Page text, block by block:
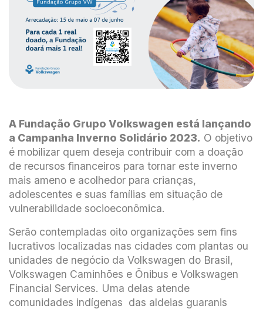
A Fundação Grupo Volkswagen está lançando
a Campanha Inverno Solidário 2023. O objetivo
é mobilizar quem deseja contribuir com a doação
de recursos financeiros para tornar este inverno
mais ameno e acolhedor para crianças,
adolescentes e suas famílias em situação de
vulnerabilidade socioeconômica.
Serão contempladas oito organizações sem fins
lucrativos localizadas nas cidades com plantas ou
unidades de negócio da Volkswagen do Brasil,
Volkswagen Caminhões e Ônibus e Volkswagen
Financial Services. Uma delas atende
comunidades indígenas das aldeias guaranis